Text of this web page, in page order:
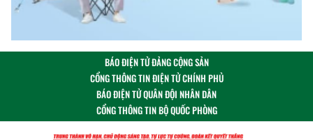
BÁO ĐIỆN TỬ ĐẢNG CỘNG SẢN
CỔNG THÔNG TIN ĐIỆN TỬ CHÍNH PHỦ
BÁO ĐIỆN TỬ QUÂN ĐỘI NHÂN DÂN
CỔNG THÔNG TIN BỘ QUỐC PHÒNG